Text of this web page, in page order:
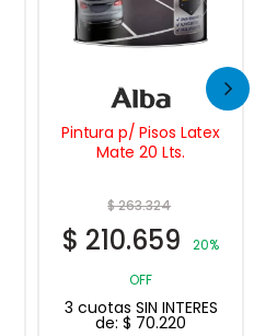
Esmalte en Aerosol
420 Cc.
$16.001
$ 12.801 20% OFF
3 cuotas SIN INTERES
$4.267